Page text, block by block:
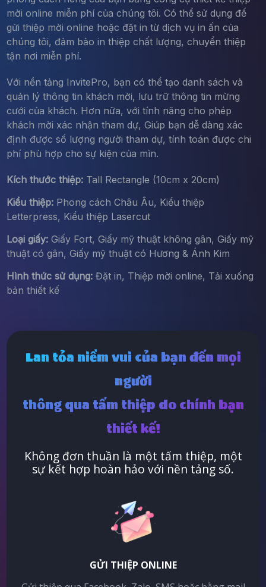
mời online miễn phí của chúng tôi. Có thể sử dụng để
gửi thiệp mời online hoặc đặt in từ dịch vụ in ấn của
chúng tôi, đảm bảo in thiệp chất lượng, chuyển thiệp
tận nơi miễn phí.
Với nền tảng InvitePro, bạn có thể tạo danh sách và
quản lý thông tin khách mời, lưu trữ thông tin mừng
cưới của khách. Hơn nữa, với tính năng cho phép
khách mời xác nhận tham dự, Giúp bạn dễ dàng xác
định được số lượng người tham dự, tính toán được chi
phí phù hợp cho sự kiện của mìn.
Kích thước thiệp:Tall Rectangle (10cm x 20cm)
Kiểu thiệp:Phong cách Châu Âu, Kiểu thiệp
Letterpress, Kiểu thiệp Lasercut
Loại giấy:Giấy Fort, Giấy mỹ thuật không gân, Giấy mỹ
thuật có gân, Giấy mỹ thuật có Hương & Ánh Kim
Hình thức sử dụng:Đặt in, Thiệp mời online, Tải xuống
bản thiết kế
Lan tỏa niềm vui của bạn đến mọi
người
thông qua tấm thiệp do chính bạn
thiết kế!
Không đơn thuần là một tấm thiệp, một
sự kết hợp hoàn hảo với nền tảng số.
GỬI THIỆP ONLINE